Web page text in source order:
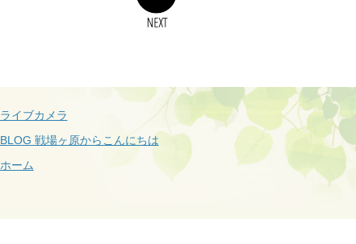
ライブカメラ
BLOG 戦場ヶ原からこんにちは
ホーム